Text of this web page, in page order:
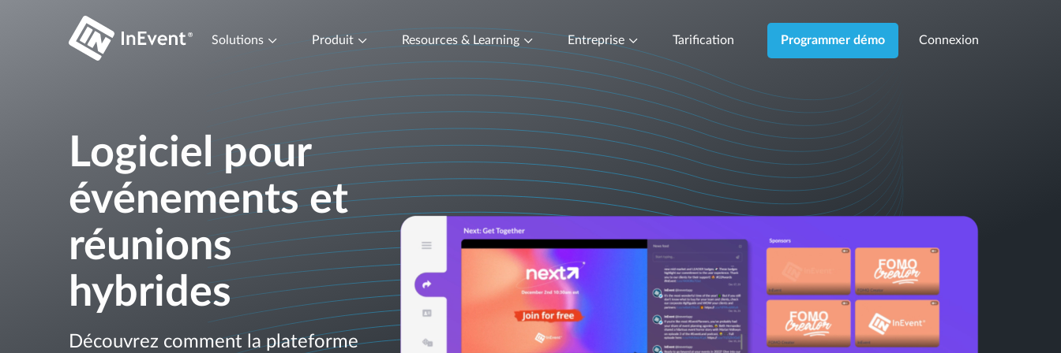
Solutions Produit Resources & Learning Entreprise Tarification Programmer démo Connexion
Logiciel pour
événements et
réunions
hybrides
Découvrez comment la plateforme